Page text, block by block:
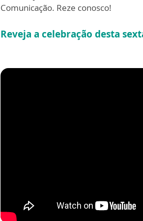
Comunicação. Reze conosco!
Reveja a celebração desta